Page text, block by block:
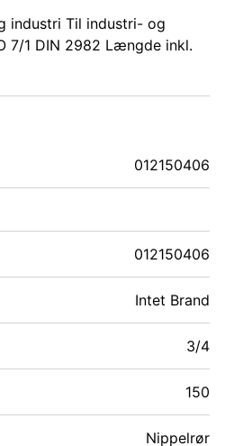
industri Til industri- og
7/1 DIN 2982 Længde inkl.
012150406
012150406
Intet Brand
3/4
150
Nippelrør